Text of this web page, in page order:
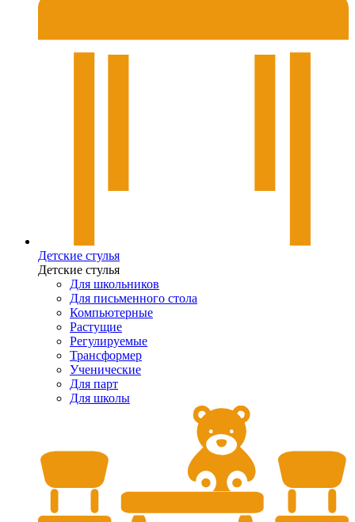
Детские стулья
Детские стулья
Для школьников
Для письменного стола
Компьютерные
Растущие
Регулируемые
Трансформер
Ученические
Для парт
Для школы